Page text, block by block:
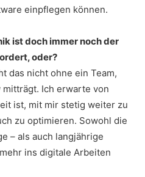
einpflegen können.
ist doch immer noch der
oder?
das nicht ohne ein Team,
Ich erwarte von
ist, mit mir stetig weiter zu
zu optimieren. Sowohl die
– als auch langjährige
ins digitale Arbeiten